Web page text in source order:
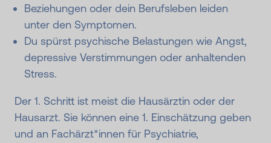
Beziehungen oder dein Berufsleben leiden
unter den Symptomen.
Du spürst psychische Belastungen wie Angst,
depressive Verstimmungen oder anhaltenden
Stress.
Der 1. Schritt ist meist die Hausärztin oder der
Hausarzt. Sie können eine 1. Einschätzung geben
und an Fachärzt*innen für Psychiatrie,